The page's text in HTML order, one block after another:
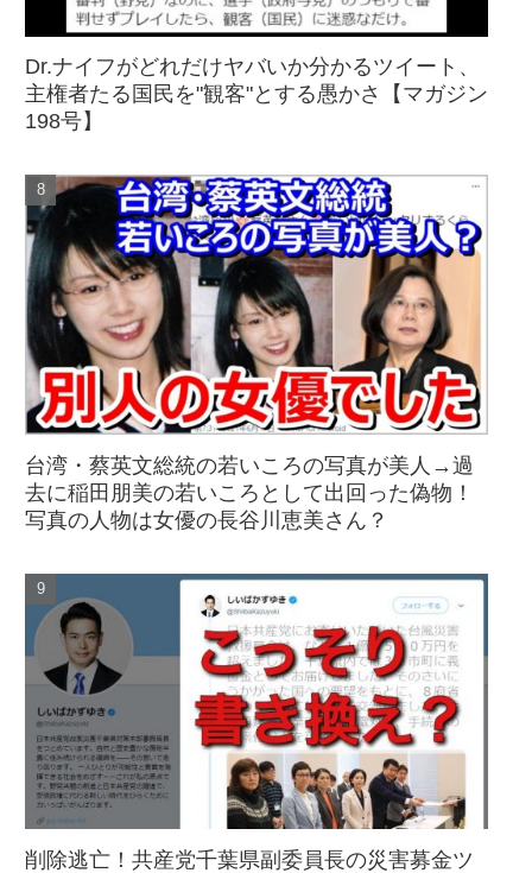
Dr.ナイフがどれだけヤバいか分かるツイート、
主権者たる国民を"観客"とする愚かさ【マガジン
198号】
台湾・蔡英文総統の若いころの写真が美人→過
去に稲田朋美の若いころとして出回った偽物！
写真の人物は女優の長谷川恵美さん？
削除逃亡！共産党千葉県副委員長の災害募金ツ